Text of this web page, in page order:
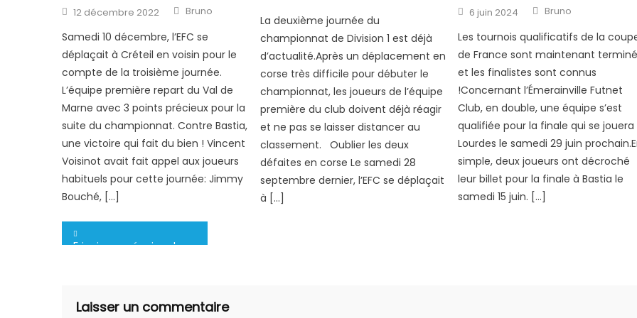
Posted
on
12 décembre 2022 Author
Bruno
Samedi 10 décembre, l’EFC se
déplaçait à Créteil en voisin pour le
compte de la troisième journée.
L’équipe première repart du Val de
Marne avec 3 points précieux pour la
suite du championnat. Contre Bastia,
une victoire qui fait du bien ! Vincent
Voisinot avait fait appel aux joueurs
habituels pour cette journée: Jimmy
Bouché, […]
La deuxième journée du
championnat de Division 1 est déjà
d’actualité.Après un déplacement en
corse très difficile pour débuter le
championnat, les joueurs de l’équipe
première du club doivent déjà réagir
et ne pas se laisser distancer au
classement. Oublier les deux
défaites en corse Le samedi 28
septembre dernier, l’EFC se déplaçait
à […]
Posted
on
6 juin 2024 Author
Bruno
Les tournois qualificatifs de la
de France sont maintenant terminé
et les finalistes sont connus
!Concernant l’Émerainville Futnet
Club, en double, une équipe s’est
qualifiée pour la finale qui se jouera
Lourdes le samedi 29 juin
simple, deux joueurs ont décroché
leur billet pour la finale à Bastia le
samedi 15 juin. […]
Navigation
5 juniors en équipe de France !
Laisser un commentaire